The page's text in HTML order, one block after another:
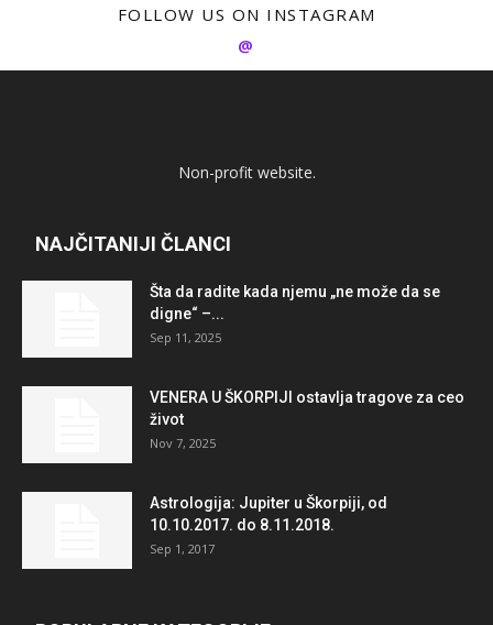
FOLLOW US ON INSTAGRAM
@
Non-profit website.
NAJČITANIJI ČLANCI
Šta da radite kada njemu „ne može da se
digne“ –...
Sep 11, 2025
VENERA U ŠKORPIJI ostavlja tragove za ceo
život
Nov 7, 2025
Astrologija: Jupiter u Škorpiji, od
10.10.2017. do 8.11.2018.
Sep 1, 2017